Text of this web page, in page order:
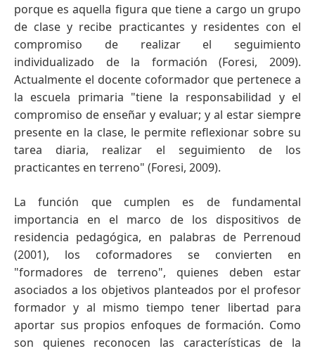
porque es aquella figura que tiene a cargo un grupo
de clase y recibe practicantes y residentes con el
compromiso de realizar el seguimiento
individualizado de la formación (Foresi, 2009).
Actualmente el docente coformador que pertenece a
la escuela primaria "tiene la responsabilidad y el
compromiso de enseñar y evaluar; y al estar siempre
presente en la clase, le permite reflexionar sobre su
tarea diaria, realizar el seguimiento de los
practicantes en terreno" (Foresi, 2009).
La función que cumplen es de fundamental
importancia en el marco de los dispositivos de
residencia pedagógica, en palabras de Perrenoud
(2001), los coformadores se convierten en
"formadores de terreno", quienes deben estar
asociados a los objetivos planteados por el profesor
formador y al mismo tiempo tener libertad para
aportar sus propios enfoques de formación. Como
son quienes reconocen las características de la